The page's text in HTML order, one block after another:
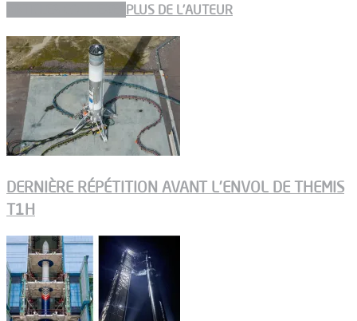
PLUS DE L'AUTEUR
DERNIÈRE RÉPÉTITION AVANT L’ENVOL DE THEMIS
T1H